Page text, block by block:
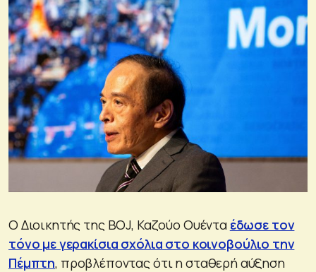
Ο Διοικητής της BOJ, Καζούο Ουέντα έδωσε τον
τόνο με γερακίσια σχόλια στο κοινοβούλιο την
Πέμπτη, προβλέποντας ότι η σταθερή αύξηση